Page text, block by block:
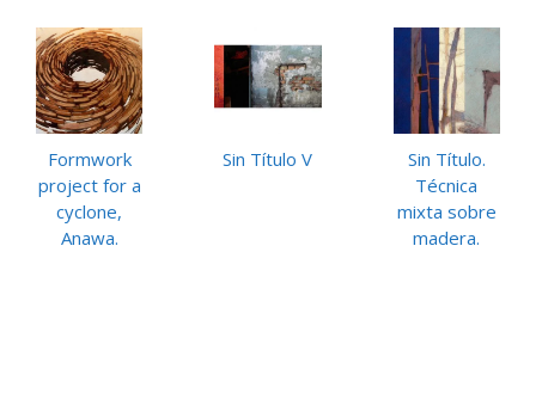
Formwork
project for a
cyclone,
Anawa.
Sin Título V
Sin Título.
Técnica
mixta sobre
madera.